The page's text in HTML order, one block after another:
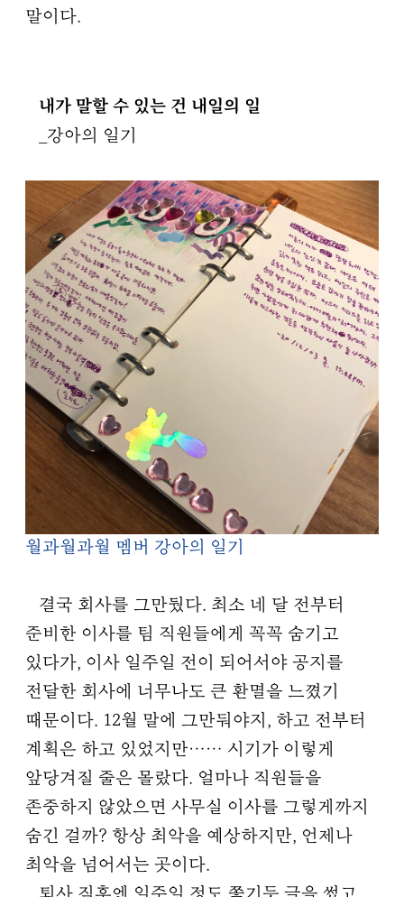
말이다.
내가 말할 수 있는 건 내일의 일
_강아의 일기
월과월과월 멤버 강아의 일기
결국 회사를 그만뒀다. 최소 네 달 전부터
준비한 이사를 팀 직원들에게 꼭꼭 숨기고
있다가, 이사 일주일 전이 되어서야 공지를
전달한 회사에 너무나도 큰 환멸을 느꼈기
때문이다. 12월 말에 그만둬야지, 하고 전부터
계획은 하고 있었지만…… 시기가 이렇게
앞당겨질 줄은 몰랐다. 얼마나 직원들을
존중하지 않았으면 사무실 이사를 그렇게까지
숨긴 걸까? 항상 최악을 예상하지만, 언제나
최악을 넘어서는 곳이다.